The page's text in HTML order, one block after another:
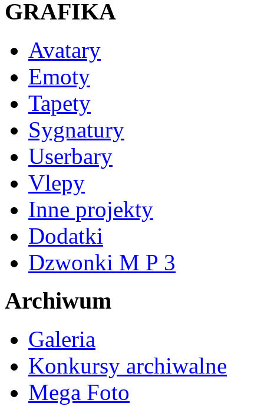
GRAFIKA
Avatary
Emoty
Tapety
Sygnatury
Userbary
Vlepy
Inne projekty
Dodatki
Dzwonki M P 3
Archiwum
Galeria
Konkursy archiwalne
Mega Foto